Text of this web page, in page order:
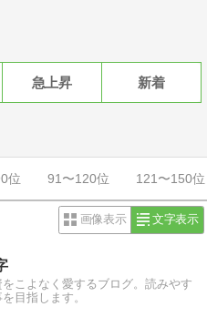
急上昇 新着
位 91〜120位 121〜150位
画像表示 文字表示
こよなく愛するブログ。読みやす
目指します。